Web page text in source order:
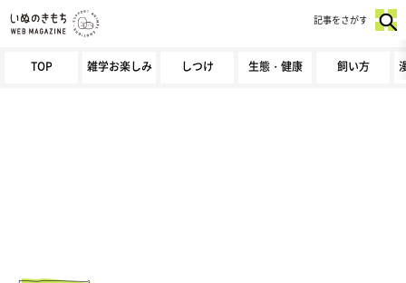
TOP 雑学お楽しみ しつけ 生態・健康 飼い方
記事をさがす